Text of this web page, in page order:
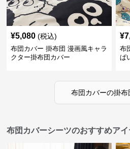
¥5,080 (税込)
布団カバー 掛布団 漫画風キャラ
クター掛布団カバー
¥
布
ぱ
布団カバーの掛布
布団カバーシーツのおすすめアイ